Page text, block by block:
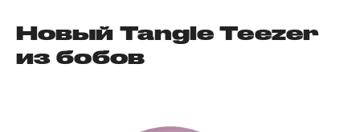
Новый Tangle Teezer
из бобов